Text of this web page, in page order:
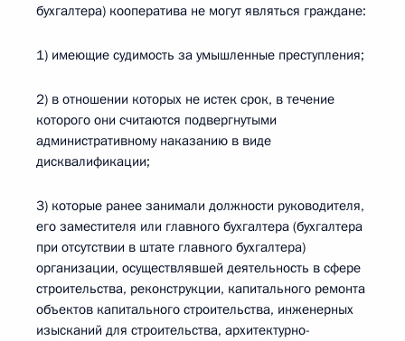
бухгалтера) кооператива не могут являться граждане:
1) имеющие судимость за умышленные преступления;
2) в отношении которых не истек срок, в течение
которого они считаются подвергнутыми
административному наказанию в виде
дисквалификации;
3) которые ранее занимали должности руководителя,
его заместителя или главного бухгалтера (бухгалтера
при отсутствии в штате главного бухгалтера)
организации, осуществлявшей деятельность в сфере
строительства, реконструкции, капитального ремонта
объектов капитального строительства, инженерных
изысканий для строительства, архитектурно-